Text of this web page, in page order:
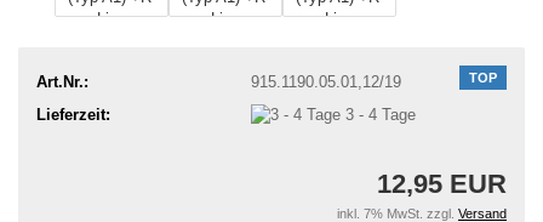
TOP
Art.Nr.:
915.1190.05.01,12/19
Lieferzeit:
3 - 4 Tage
12,95 EUR
inkl. 7% MwSt. zzgl. Versand